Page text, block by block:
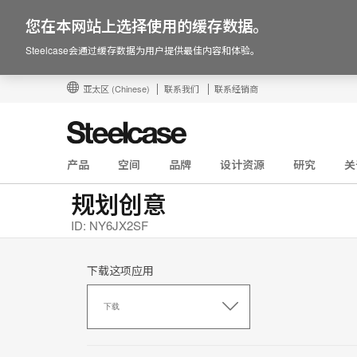
亚太区 (Chinese) 联系我们 联系经销商
产品 空间 品牌 设计资源 研究
规划创意
ID: NY6JX2SF
下载这项应用
下载
您在本网站上选择使用的缓存数据。
Steelcase会通过缓存数据为用户提供最佳内容和体验。